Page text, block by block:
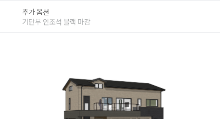
추가 옵션
기단부 인조석 블랙 마감